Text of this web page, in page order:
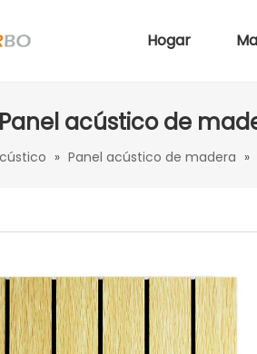
Hogar
Panel acústico de
» Panel acústico de madera »